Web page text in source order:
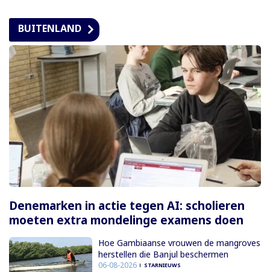
BUITENLAND
Denemarken in actie tegen AI: scholieren
moeten extra mondelinge examens doen
Hoe Gambiaanse vrouwen de mangroves
herstellen die Banjul beschermen
06-08-2026 STARNIEUWS